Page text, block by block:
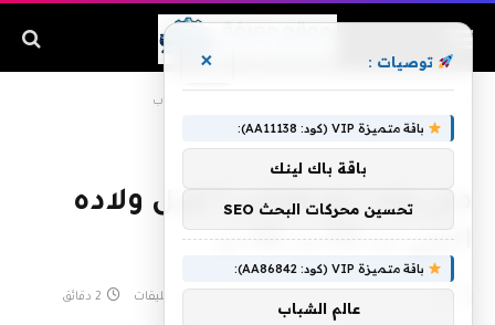
متى ولد ابو طالب ؟ قبل ولاده
النبي ب 50 ب 45 ب
لا توجد تعليقات 2 دقائق
توصيات : ×
باقة متميزة VIP (كود: AA11138):
باقة باك لينك
تحسين محركات البحث SEO
باقة متميزة VIP (كود: AA86842):
عالم الشباب